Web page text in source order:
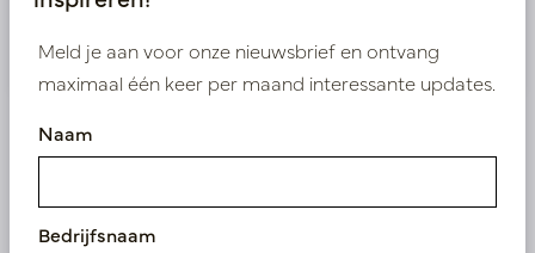
Vergelijkbare
Meld je aan voor onze nieuwsbrief en ontvang
maximaal één keer per maand interessante updates.
Naam
Bedrijfsnaam